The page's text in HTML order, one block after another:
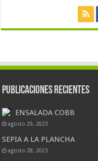
Publicaciones Recientes
ENSALADA COBB
agosto 29, 2023
SEPIA A LA PLANCHA
agosto 28, 2023